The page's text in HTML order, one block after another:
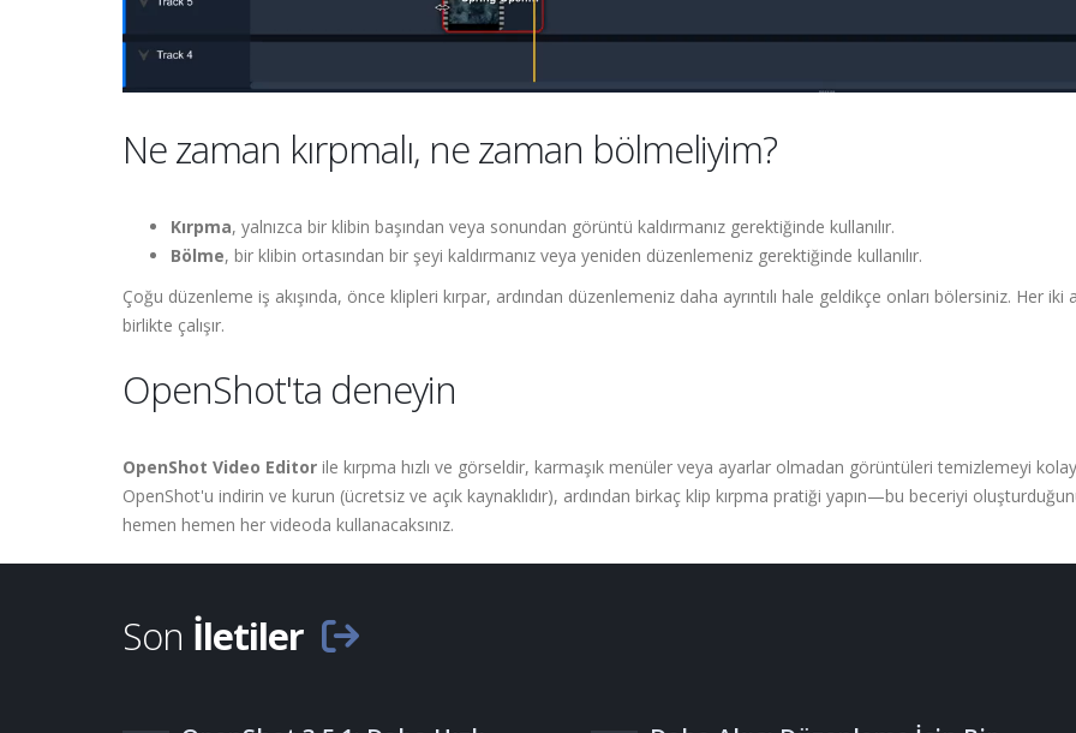
Ne zaman kırpmalı, ne zaman bölmeliyim?
Kırpma, yalnızca bir klibin başından veya sonundan görüntü kaldırmanız gerektiğinde kullanılır.
Bölme, bir klibin ortasından bir şeyi kaldırmanız veya yeniden düzenlemeniz gerektiğinde kullanılır.
Çoğu düzenleme iş akışında, önce klipleri kırpar, ardından düzenlemeniz daha ayrıntılı hale geldikçe onları bölersiniz. Her iki
birlikte çalışır.
OpenShot'ta deneyin
OpenShot Video Editor ile kırpma hızlı ve görseldir, karmaşık menüler veya ayarlar olmadan görüntüleri temizlemeyi
OpenShot'u indirin ve kurun (ücretsiz ve açık kaynaklıdır), ardından birkaç klip kırpma pratiği yapın—bu beceriyi
hemen hemen her videoda kullanacaksınız.
Son İletiler